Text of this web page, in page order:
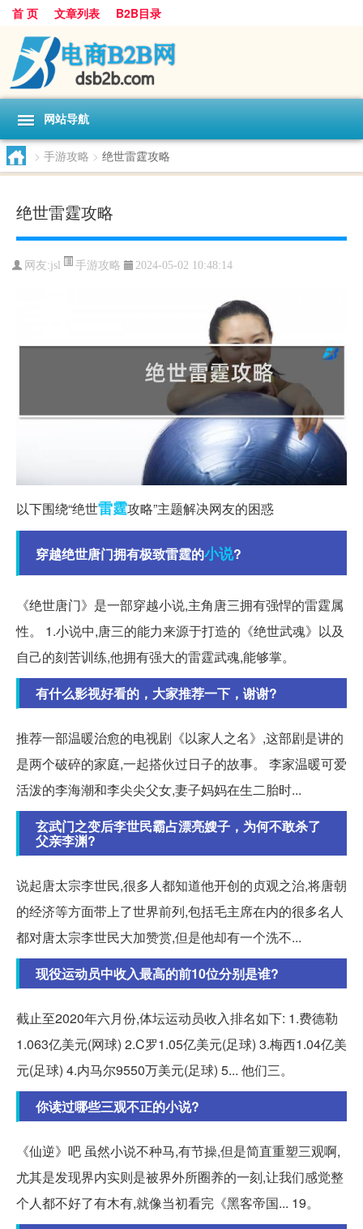
首 页 文章列表 B2B目录
网站导航
> 手游攻略 > 绝世雷霆攻略
绝世雷霆攻略
网友:jsl 手游攻略 2024-05-02 10:48:14
以下围绕“绝世雷霆攻略”主题解决网友的困惑
穿越绝世唐门拥有极致雷霆的小说?
《绝世唐门》是一部穿越小说,主角唐三拥有强悍的雷霆属
性。 1.小说中,唐三的能力来源于打造的《绝世武魂》以及
自己的刻苦训练,他拥有强大的雷霆武魂,能够掌。
有什么影视好看的，大家推荐一下，谢谢?
推荐一部温暖治愈的电视剧《以家人之名》,这部剧是讲的
是两个破碎的家庭,一起搭伙过日子的故事。 李家温暖可爱
活泼的李海潮和李尖尖父女,妻子妈妈在生二胎时...
玄武门之变后李世民霸占漂亮嫂子，为何不敢杀了
父亲李渊?
说起唐太宗李世民,很多人都知道他开创的贞观之治,将唐朝
的经济等方面带上了世界前列,包括毛主席在内的很多名人
都对唐太宗李世民大加赞赏,但是他却有一个洗不...
现役运动员中收入最高的前10位分别是谁?
截止至2020年六月份,体坛运动员收入排名如下: 1.费德勒
1.063亿美元(网球) 2.C罗1.05亿美元(足球) 3.梅西1.04亿美
元(足球) 4.内马尔9550万美元(足球) 5... 他们三。
你读过哪些三观不正的小说?
《仙逆》吧 虽然小说不种马,有节操,但是简直重塑三观啊,
尤其是发现界内实则是被界外所圈养的一刻,让我们感觉整
个人都不好了有木有,就像当初看完《黑客帝国... 19。